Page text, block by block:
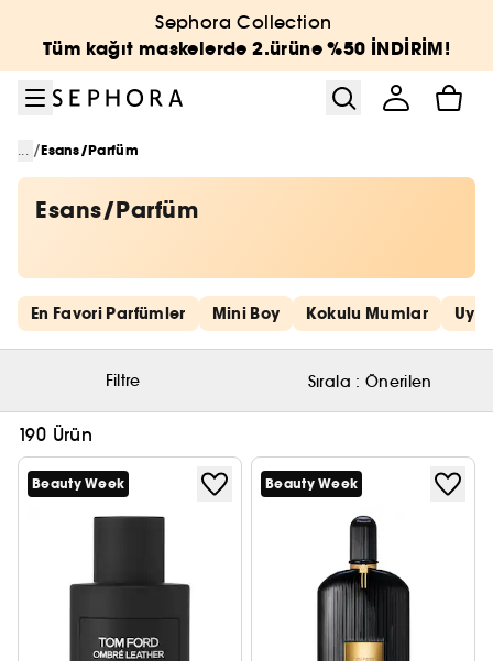
Sephora Collection
Tüm kağıt maskelerde 2.ürüne %50 İNDİRİM!
... /Esans/Parfüm
Esans/Parfüm
Hızlı bağlantıları atla
En Favori Parfümler Mini Boy Kokulu Mumlar
Filtre Sırala : Önerilen
190 Ürün
Beauty Week Beauty Week